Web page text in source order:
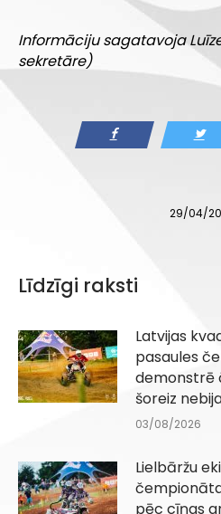
Informāciju sagatavoja
sekretāre)
29/04/
Līdzīgi raksti
Latvijas
pasaules
demonstrē
šoreiz
03/08/2026
Lielbāržu
pēc cīņas